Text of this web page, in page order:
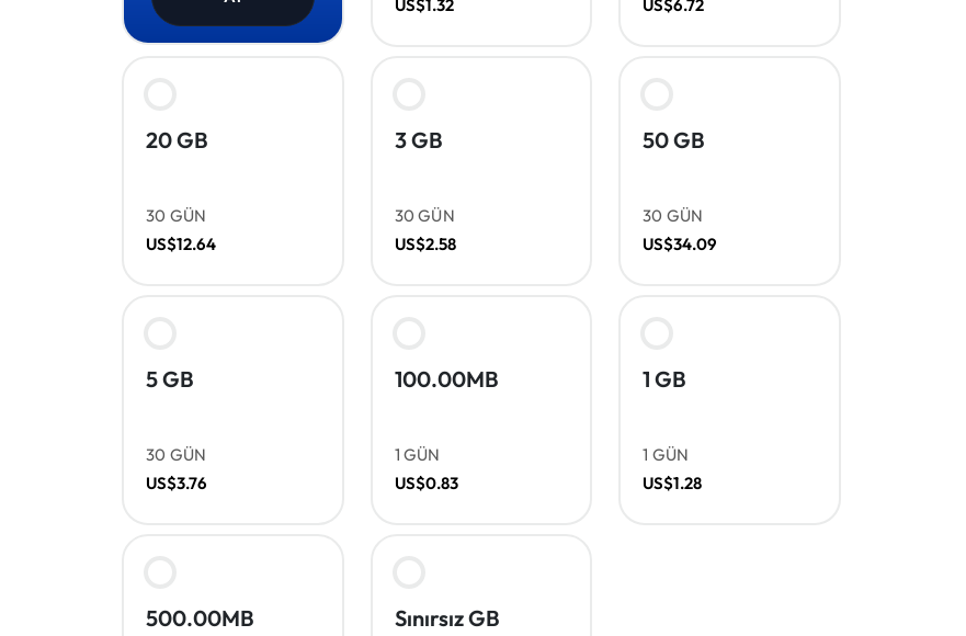
US$1.32
US$6.72
20 GB
30 GÜN
US$12.64
3 GB
30 GÜN
US$2.58
50 GB
30 GÜN
US$34.09
5 GB
30 GÜN
US$3.76
100.00MB
1 GÜN
US$0.83
1 GB
1 GÜN
US$1.28
500.00MB Sınırsız GB